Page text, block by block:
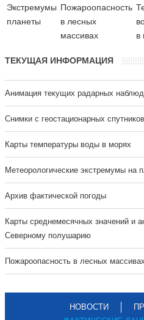
Экстремумы
планеты
Пожароопасность
в лесных
массивах
в
ТЕКУЩАЯ ИНФОРМАЦИЯ
Анимация текущих радарных
Cнимки с геостационарных спутников
Карты температуры воды в морях
Метеорологические экстремумы на
Архив фактической погоды
Карты среднемесячных значений и
Северному полушарию
Пожароопасность в лесных
НОВОСТИ